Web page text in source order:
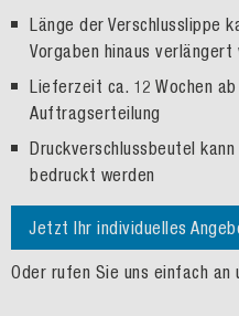
Länge der Verschlusslippe
Vorgaben hinaus verlängert
Lieferzeit ca. 12 Wochen
Auftragserteilung
Druckverschlussbeutel
bedruckt werden
Jetzt Ihr individuelles
Oder rufen Sie uns einfach an